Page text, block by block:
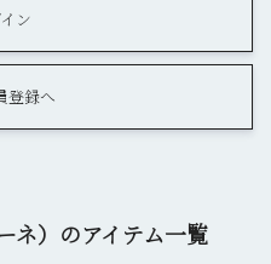
ン
登録へ
ネ）のアイテム一覧